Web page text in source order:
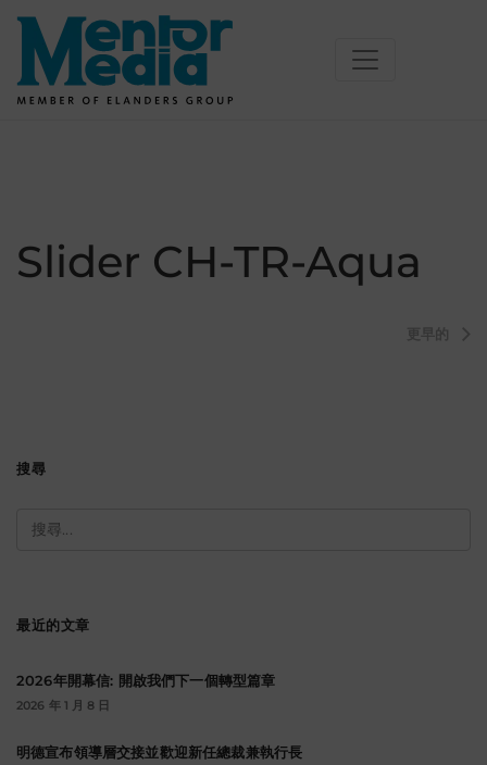
Skip
content
Slider CH-TR-Aqua
更早的
搜尋
字:
最近的文章
2026年開幕信: 開啟我們下一個轉型篇章
2026 年 1 月 8 日
明德宣布領導層交接並歡迎新任總裁兼執行長